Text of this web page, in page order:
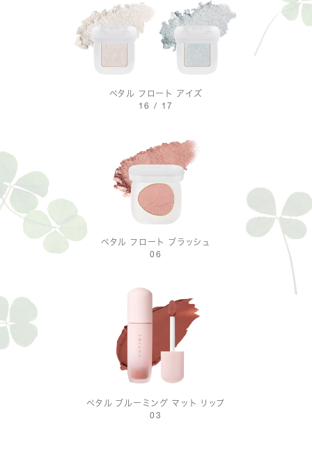
ペタル フロート アイズ
16 / 17
ペタル フロート ブラッシュ
06
ペタル ブルーミング マット リップ
03